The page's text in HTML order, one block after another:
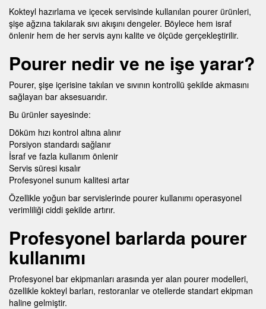
Kokteyl hazırlama ve içecek servisinde kullanılan pourer ürünleri,
şişe ağzına takılarak sıvı akışını dengeler. Böylece hem israf
önlenir hem de her servis aynı kalite ve ölçüde gerçekleştirilir.
Pourer nedir ve ne işe yarar?
Pourer, şişe içerisine takılan ve sıvının kontrollü şekilde akmasını
sağlayan bar aksesuarıdır.
Bu ürünler sayesinde:
Döküm hızı kontrol altına alınır
Porsiyon standardı sağlanır
İsraf ve fazla kullanım önlenir
Servis süresi kısalır
Profesyonel sunum kalitesi artar
Özellikle yoğun bar servislerinde pourer kullanımı operasyonel
verimliliği ciddi şekilde artırır.
Profesyonel barlarda pourer
kullanımı
Profesyonel bar ekipmanları arasında yer alan pourer modelleri,
özellikle kokteyl barları, restoranlar ve otellerde standart ekipman
haline gelmiştir.